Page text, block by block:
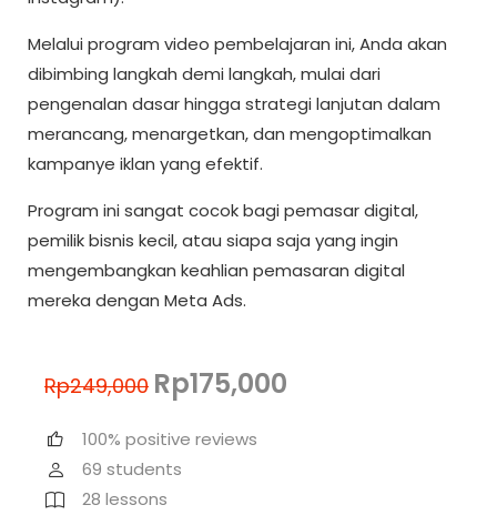
Melalui program video pembelajaran ini, Anda akan
dibimbing langkah demi langkah, mulai dari
pengenalan dasar hingga strategi lanjutan dalam
merancang, menargetkan, dan mengoptimalkan
kampanye iklan yang efektif.
Program ini sangat cocok bagi pemasar digital,
pemilik bisnis kecil, atau siapa saja yang ingin
mengembangkan keahlian pemasaran digital
mereka dengan Meta Ads.
Rp249,000 Rp175,000
100% positive reviews
69 students
28 lessons